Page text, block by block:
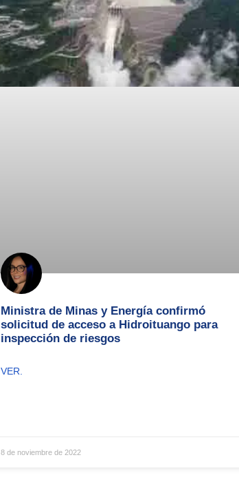
Ministra de Minas y Energía confirmó
solicitud de acceso a Hidroituango para
inspección de riesgos
VER.
8 de noviembre de 2022